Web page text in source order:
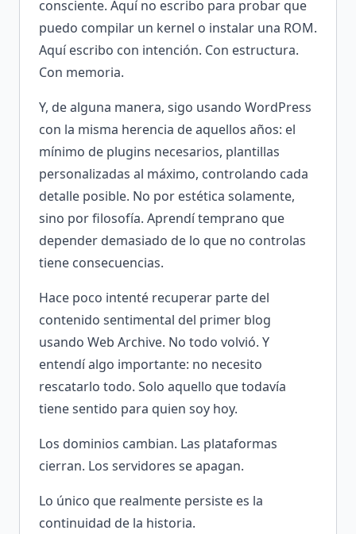
consciente. Aquí no escribo para probar que
puedo compilar un kernel o instalar una ROM.
Aquí escribo con intención. Con estructura.
Con memoria.
Y, de alguna manera, sigo usando WordPress
con la misma herencia de aquellos años: el
mínimo de plugins necesarios, plantillas
personalizadas al máximo, controlando cada
detalle posible. No por estética solamente,
sino por filosofía. Aprendí temprano que
depender demasiado de lo que no controlas
tiene consecuencias.
Hace poco intenté recuperar parte del
contenido sentimental del primer blog
usando Web Archive. No todo volvió. Y
entendí algo importante: no necesito
rescatarlo todo. Solo aquello que todavía
tiene sentido para quien soy hoy.
Los dominios cambian. Las plataformas
cierran. Los servidores se apagan.
Lo único que realmente persiste es la
continuidad de la historia.